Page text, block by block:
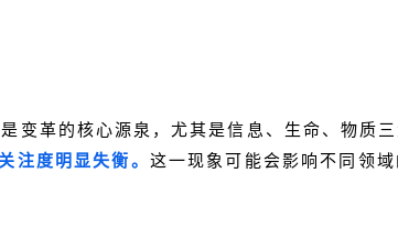
变革的核心源泉，尤其是信息、生命、物质
注度明显失衡。 这一现象可能会影响不同领